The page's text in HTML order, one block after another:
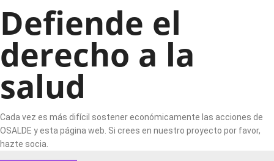
Defiende el
derecho a la
salud
Cada vez es más difícil sostener económicamente las acciones de
OSALDE y esta página web. Si crees en nuestro proyecto por favor,
hazte socia.